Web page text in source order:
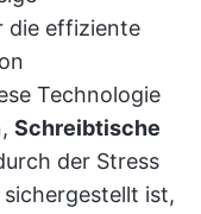
die effiziente
Technologie
Schreibtische
der Stress
ist,